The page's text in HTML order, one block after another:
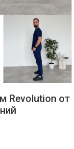
Revolution от